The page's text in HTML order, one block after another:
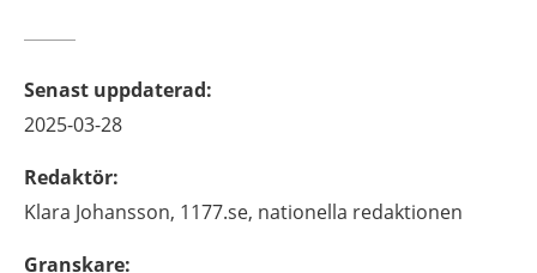
Senast uppdaterad:
2025-03-28
Redaktör:
Klara Johansson, 1177.se, nationella redaktionen
Granskare: